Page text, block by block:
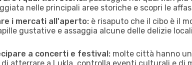
nelle principali aree storiche e scopri le
i mercati all'aperto: è risaputo che il cibo è il
gustative e assaggia alcune delle delizie
a concerti e festival: molte città hanno